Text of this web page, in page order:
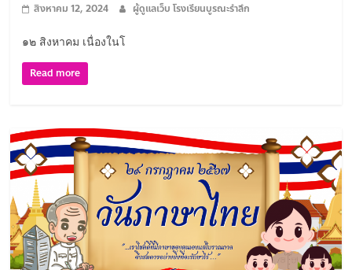
สิงหาคม 12, 2024
ผู้ดูแลเว็บ โรงเรียนบูรณะรำลึก
๑๒ สิงหาคม เนื่องในโ
Read more